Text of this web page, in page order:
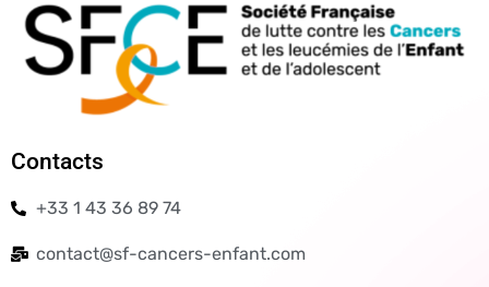
Contacts
+33 1 43 36 89 74
contact@sf-cancers-enfant.com